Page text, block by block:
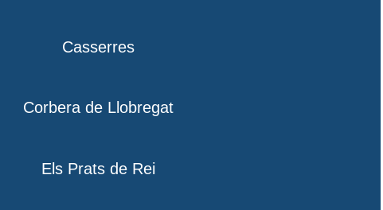
Casserres
Corbera de Llobregat
Els Prats de Rei